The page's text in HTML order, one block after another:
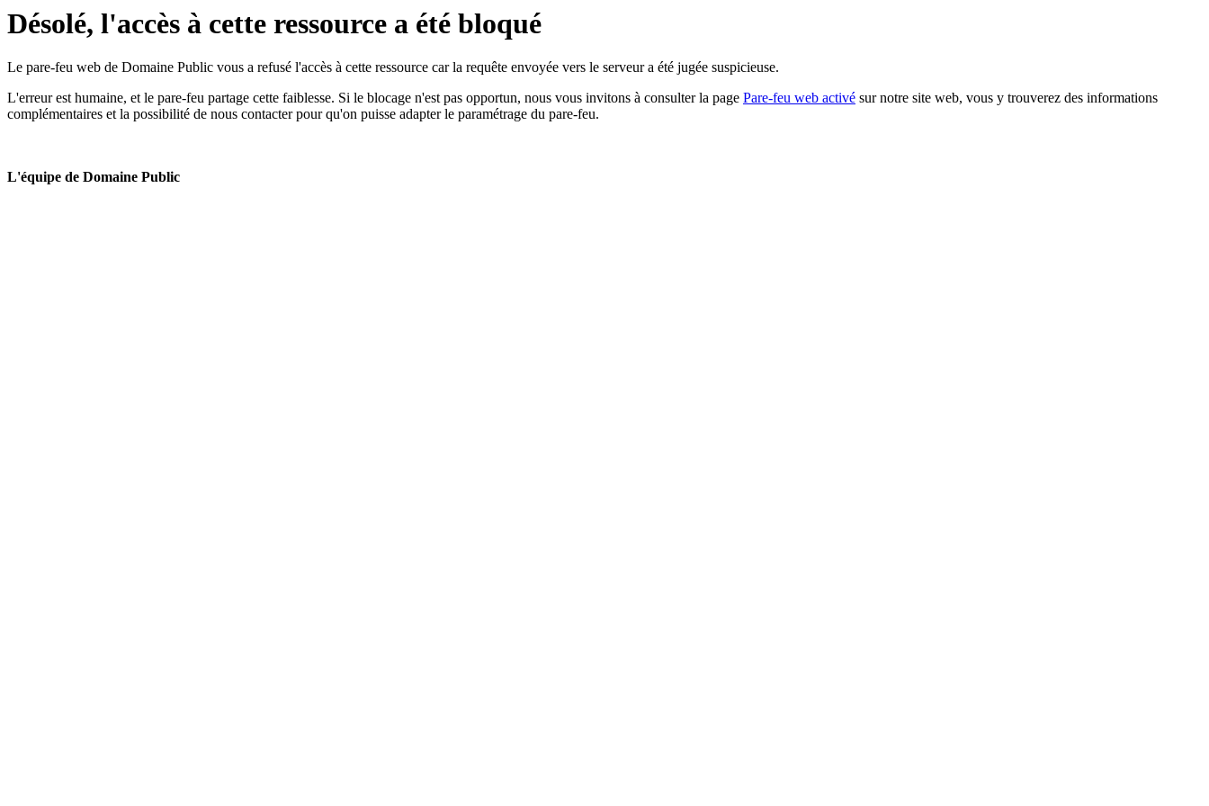
Désolé, l'accès à cette ressource a été bloqué
Le pare-feu web de Domaine Public vous a refusé l'accès à cette ressource car la requête envoyée vers le serveur a été jugée suspicieuse.
L'erreur est humaine, et le pare-feu partage cette faiblesse. Si le blocage n'est pas opportun, nous vous invitons à consulter la page Pare-feu web activé sur notre site web, vous y trouverez des informations
complémentaires et la possibilité de nous contacter pour qu'on puisse adapter le paramétrage du pare-feu.
L'équipe de Domaine Public